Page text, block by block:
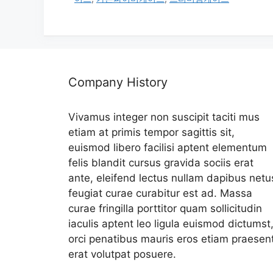
Company History
Vivamus integer non suscipit taciti mus
etiam at primis tempor sagittis sit,
euismod libero facilisi aptent elementum
felis blandit cursus gravida sociis erat
ante, eleifend lectus nullam dapibus
feugiat curae curabitur est ad. Massa
curae fringilla porttitor quam sollicitudin
iaculis aptent leo ligula euismod dictumst,
orci penatibus mauris eros etiam
erat volutpat posuere.